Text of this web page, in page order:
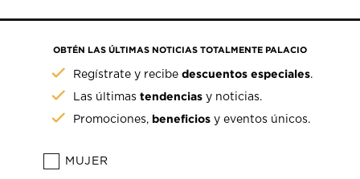
OBTÉN LAS ÚLTIMAS NOTICIAS TOTALMENTE PALACIO
Regístrate y recibedescuentos especiales.
Las últimastendencias y noticias.
Promociones, beneficios y eventos únicos.
MUJER